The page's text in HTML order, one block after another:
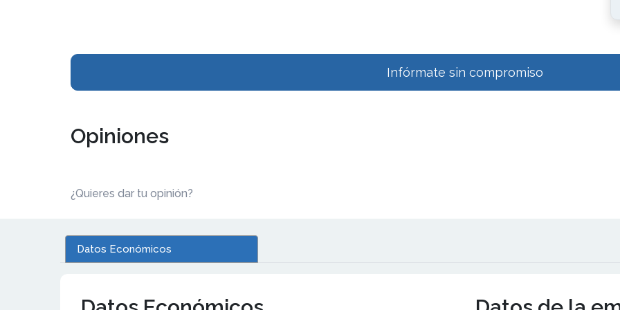
Infórmate sin compromiso
Opiniones
¿Quieres dar tu opinión?
Datos Económicos